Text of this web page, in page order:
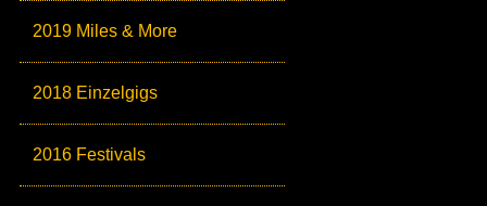
2019 Miles & More
2018 Einzelgigs
2016 Festivals